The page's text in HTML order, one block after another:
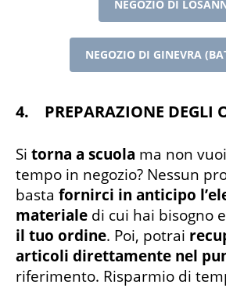
NEGOZIO DI
NEGOZIO DI GINEVRA
4. PREPARAZIONE DEGLI
Si torna a scuola ma non
tempo in negozio? Nessun
basta fornirci in anticipo
materiale di cui hai bisogno e
il tuo ordine. Poi, potrai
articoli direttamente nel
riferimento. Risparmio di